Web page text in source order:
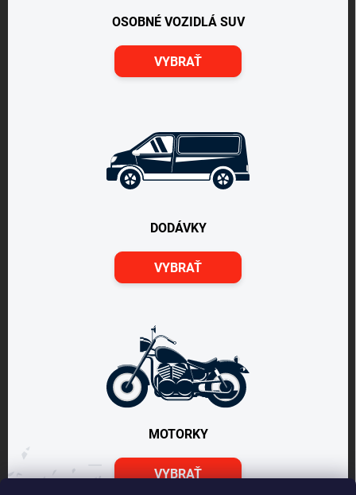
OSOBNÉ VOZIDLÁ SUV
VYBRAŤ
DODÁVKY
VYBRAŤ
MOTORKY
VYBRAŤ